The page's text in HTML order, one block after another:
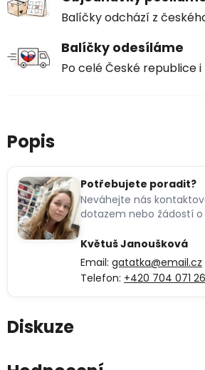
Balíčky odchází z
Balíčky odesíláme
Po celé České republice i
Popis
Potřebujete poradit?
Neváhejte nás
dotazem nebo žádostí o
Květuš Janoušková
Email: gatatka@email.cz
Telefon: +420 704 071
Diskuze